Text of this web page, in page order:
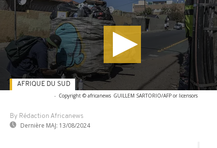
- Copyright © africanews GUILLEM SARTORIO/AFP or licensors
By Rédaction Africanews
Dernière MAJ: 13/08/2024
AFRIQUE DU SUD